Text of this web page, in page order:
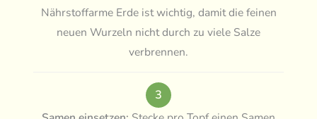
Nährstoffarme Erde ist wichtig, damit die feinen
neuen Wurzeln nicht durch zu viele Salze
verbrennen.
3